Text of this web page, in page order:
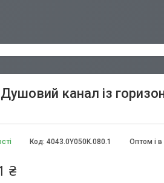
Душовий канал із
Оптом і в
Код: 4043.0Y050K.080.1
₴